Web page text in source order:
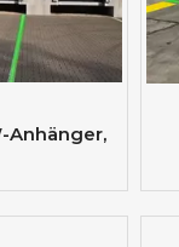
Anhänger,